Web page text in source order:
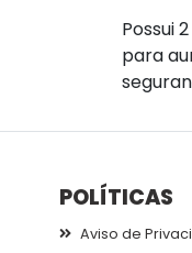
Possui
para
POLÍTICAS
Aviso de